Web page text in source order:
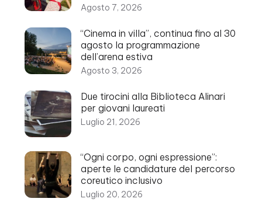
Agosto 7, 2026
“Cinema in villa”, continua fino al 30
agosto la programmazione
dell’arena estiva
Agosto 3, 2026
Due tirocini alla Biblioteca Alinari
per giovani laureati
Luglio 21, 2026
“Ogni corpo, ogni espressione”:
aperte le candidature del percorso
coreutico inclusivo
Luglio 20, 2026